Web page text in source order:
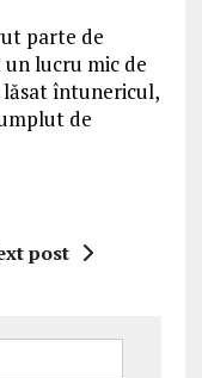
parte de
lucru mic de
întunericul,
de
post